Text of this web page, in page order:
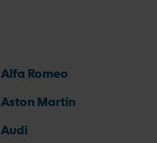
Alfa Romeo
Aston Martin
Audi